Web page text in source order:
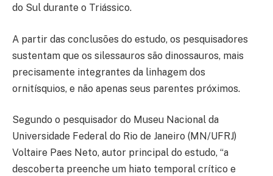
do Sul durante o Triássico.
A partir das conclusões do estudo, os pesquisadores
sustentam que os silessauros são dinossauros, mais
precisamente integrantes da linhagem dos
ornitísquios, e não apenas seus parentes próximos.
Segundo o pesquisador do Museu Nacional da
Universidade Federal do Rio de Janeiro (MN/UFRJ)
Voltaire Paes Neto, autor principal do estudo, “a
descoberta preenche um hiato temporal crítico e